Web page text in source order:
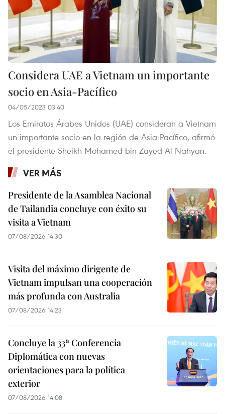
Considera UAE a Vietnam un importante
socio en Asia-Pacífico
04/05/2023 03:40
Los Emiratos Árabes Unidos (UAE) consideran a Vietnam
un importante socio en la región de Asia-Pacífico, afirmó
el presidente Sheikh Mohamed bin Zayed Al Nahyan.
VER MÁS
Presidente de la Asamblea Nacional
de Tailandia concluye con éxito su
visita a Vietnam
07/08/2026 14:30
Visita del máximo dirigente de
Vietnam impulsan una cooperación
más profunda con Australia
07/08/2026 14:23
Concluye la 33ª Conferencia
Diplomática con nuevas
orientaciones para la política
exterior
07/08/2026 14:08